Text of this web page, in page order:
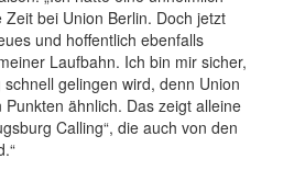
bei Union Berlin. Doch jetzt
und hoffentlich ebenfalls
Laufbahn. Ich bin mir sicher,
gelingen wird, denn Union
ähnlich. Das zeigt alleine
Calling“, die auch von den